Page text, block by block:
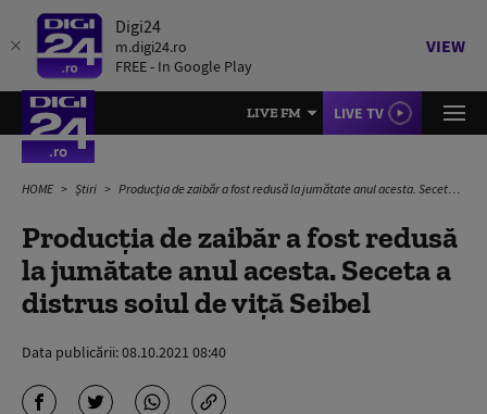
Digi24
m.digi24.ro
FREE - In Google Play
VIEW
LIVE FM LIVE TV
HOME Știri Producția de zaibăr a fost redusă la jumătate anul acesta. Seceta a distrus soiul de viță Seibel
Producția de zaibăr a fost redusă
la jumătate anul acesta. Seceta a
distrus soiul de viță Seibel
Data publicării:08.10.2021 08:40